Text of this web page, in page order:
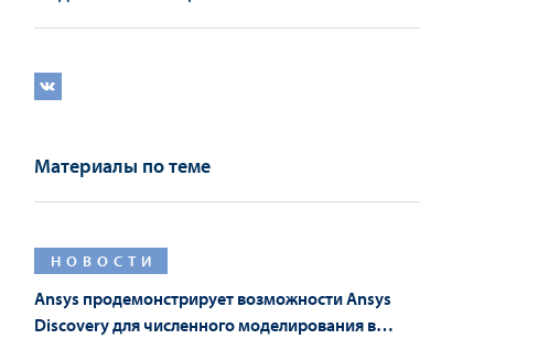
Материалы по теме
НОВОСТИ
Ansys продемонстрирует возможности Ansys
Discovery для численного моделирования в